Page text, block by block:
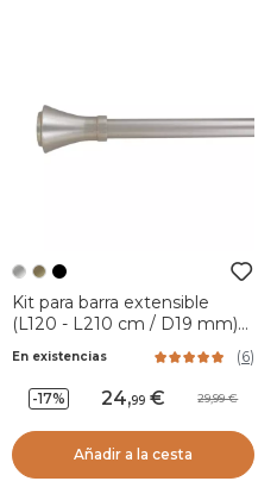
Kit para barra extensible
(L120 - L210 cm / D19 mm)
En existencias (6)
-17% 24,99 29,99
Añadir a la cesta